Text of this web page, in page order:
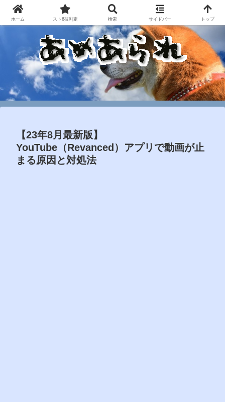
【23年8月最新版】
YouTube（Revanced）アプリで動画が止
まる原因と対処法
ホーム スト6技判定 検索 サイドバー トップ